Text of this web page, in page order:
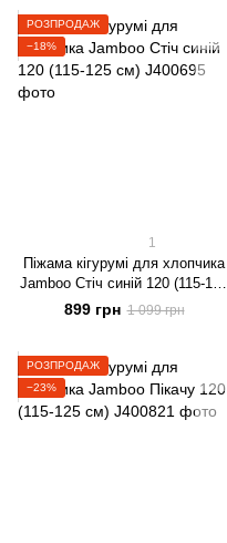
РОЗПРОДАЖ
−18%
1
Піжама кігурумі для хлопчика
Jamboo Стіч синій 120 (115-125
см)
899 грн 1 099 грн
РОЗПРОДАЖ
−23%